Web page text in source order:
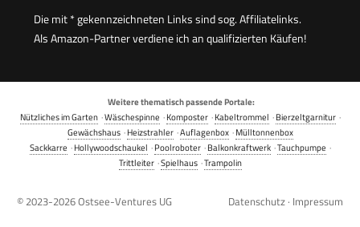
Die mit * gekennzeichneten Links sind sog. Affiliatelinks.
Als Amazon-Partner verdiene ich an qualifizierten Käufen!
Weitere thematisch passende Portale:
Nützliches im Garten·Wäschespinne ·Komposter·Kabeltrommel ·Bierzeltgarnitur·
Gewächshaus·Heizstrahler·Auflagenbox·Mülltonnenbox
Sackkarre ·Hollywoodschaukel ·Poolroboter·Balkonkraftwerk·Tauchpumpe ·
Trittleiter·Spielhaus·Trampolin
© 2023-2026Ostsee-Ventures UG Datenschutz · Impressum